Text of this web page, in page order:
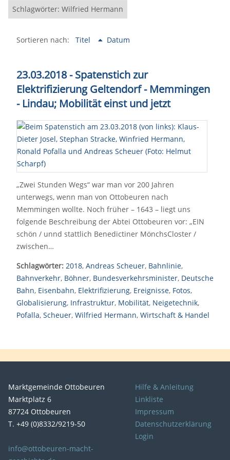
Schlagwörter: Wilfried Hermann
Sortieren nach: Titel Datum
23.03.2018 - Spatenstich zur
Elektrifizierung Geltendorf - Memmingen
- Lindau; Mobilität einst und jetzt
„Zwei Stunden Wegs“ war man vor 200 Jahren
unterwegs, wenn man von Ottobeuren nach
Memmingen wollte. Noch früher – 1643 – liegt uns
folgende Beschreibung der Abtei Ottobeuren vor: „EIN
schön / unnd stattlich Benedictiner MönchsCloster /
zwischen…
Schlagwörter: 2018, Andreas Scheuer, Bahnlinie,
Bahnverkehr, Böhner, Bundesverkehrsminister, Deutsche
Bahn, Eisenbahn, Elektrifizierung, Ereignisse, Fotos,
Globalisierung, Infrastruktur, Mobilität, Neigetechnik,
Pofalla, Scheuer, Wilfried Hermann, Wirtschaft & Handel
Marktgemeinde Ottobeuren
Marktplatz 6
87724 Ottobeuren
T. +49 (0)8332/9219-50
info@ottobeuren-macht-
Hilfe & Anleitung
Linkliste
Impressum
Datenschutzerklärung
Login